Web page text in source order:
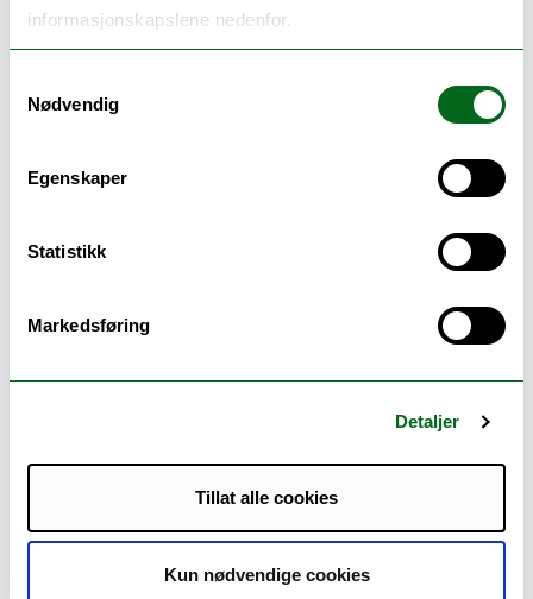
informasjonskapslene nedenfor.
Nødvendig
Egenskaper
Statistikk
Markedsføring
Detaljer
Tillat alle cookies
Kun nødvendige cookies
digital plattform. Partnere er University of
West Attica (GR), University of Helsinki (FI),
University of Crete (GR), University of
Primorska (SI), og Western Norway University
of Applied Sciences (HVL/BARNkunne), der
arbeidspakke 4.